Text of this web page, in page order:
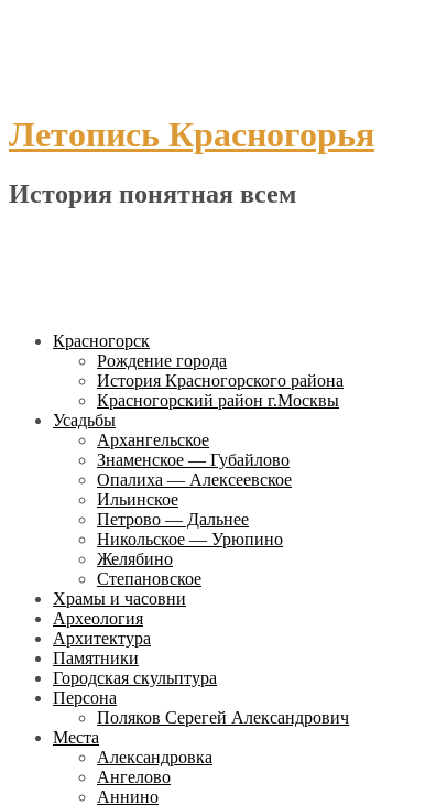
Летопись Красногорья
История понятная всем
Красногорск
Рождение города
История Красногорского района
Красногорский район г.Москвы
Усадьбы
Архангельское
Знаменское — Губайлово
Опалиха — Алексеевское
Ильинское
Петрово — Дальнее
Никольское — Урюпино
Желябино
Степановское
Храмы и часовни
Археология
Архитектура
Памятники
Городская скульптура
Персона
Поляков Серегей Александрович
Места
Александровка
Ангелово
Аннино